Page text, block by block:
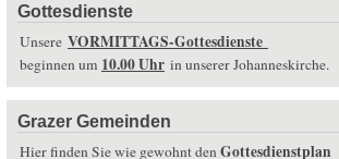
Gottesdienste
Unsere VORMITTAGS-Gottesdienste
beginnen um 10.00 Uhr in unserer Johanneskirche.
Grazer Gemeinden
Hier finden Sie wie gewohnt denGottesdienstplan